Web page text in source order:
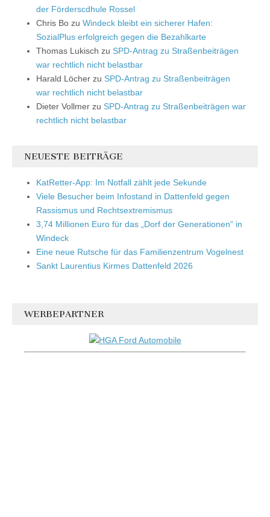
der Förderscdhule Rossel
Chris Bo zu Windeck bleibt ein sicherer Hafen:
SozialPlus erfolgreich gegen die Bezahlkarte
Thomas Lukisch zu SPD-Antrag zu Straßenbeiträgen
war rechtlich nicht belastbar
Harald Löcher zu SPD-Antrag zu Straßenbeiträgen
war rechtlich nicht belastbar
Dieter Vollmer zu SPD-Antrag zu Straßenbeiträgen war
rechtlich nicht belastbar
NEUESTE BEITRÄGE
KatRetter-App: Im Notfall zählt jede Sekunde
Viele Besucher beim Infostand in Dattenfeld gegen
Rassismus und Rechtsextremismus
3,74 Millionen Euro für das „Dorf der Generationen“ in
Windeck
Eine neue Rutsche für das Familienzentrum Vogelnest
Sankt Laurentius Kirmes Dattenfeld 2026
WERBEPARTNER